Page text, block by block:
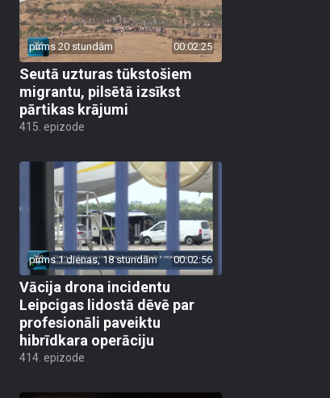
pirms 20 stundām 00:02:25
Seutā uzturas tūkstošiem
migrantu, pilsētā izsīkst
pārtikas krājumi
415. epizode
pirms 1 dienas, 18 stundām 00:02:56
Vācija drona incidentu
Leipcigas lidostā dēvē par
profesionāli paveiktu
hibrīdkara operāciju
414. epizode